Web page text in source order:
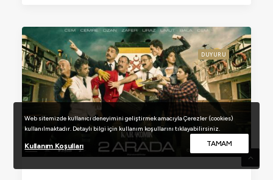
DUYURU
Web sitemizde kullanıcı deneyimini geliştirmek amacıyla Çerezler (cookies)
kullanılmaktadır. Detaylı bilgi için kullanım koşullarını tıklayabilirsiniz.
Kullanım Koşulları TAMAM